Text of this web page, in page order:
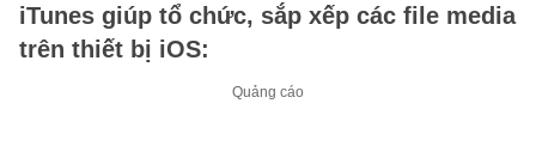
iTunes giúp tổ chức, sắp xếp các file media
trên thiết bị iOS: